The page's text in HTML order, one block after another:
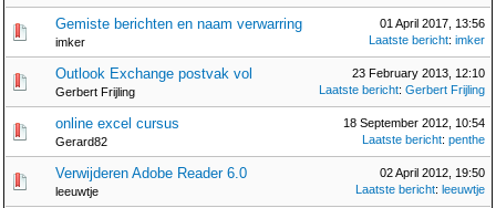
Gemiste berichten en naam verwarring
imker
01 April 2017, 13:56
Laatste bericht: imker
Outlook Exchange postvak vol
Gerbert Frijling
23 February 2013, 12:10
Laatste bericht: Gerbert Frijling
online excel cursus
Gerard82
18 September 2012, 10:54
Laatste bericht: penthe
Verwijderen Adobe Reader 6.0
leeuwtje
02 April 2012, 19:50
Laatste bericht: leeuwtje